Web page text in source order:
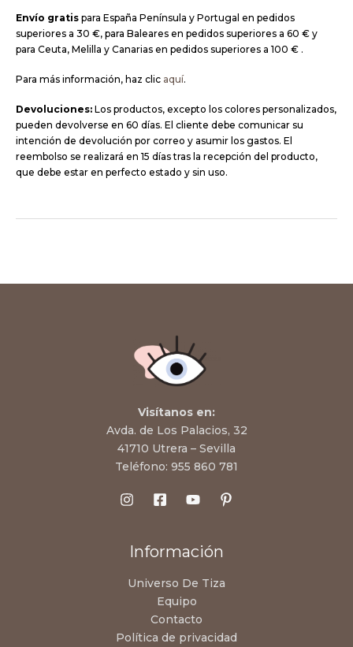
Envío gratis para España Península y Portugal en pedidos
superiores a 30 €, para Baleares en pedidos superiores a 60 € y
para Ceuta, Melilla y Canarias en pedidos superiores a 100 € .
Para más información, haz clic aquí.
Devoluciones: Los productos, excepto los colores personalizados,
pueden devolverse en 60 días. El cliente debe comunicar su
intención de devolución por correo y asumir los gastos. El
reembolso se realizará en 15 días tras la recepción del producto,
que debe estar en perfecto estado y sin uso.
Visítanos en:
Avda. de Los Palacios, 32
41710 Utrera – Sevilla
Teléfono: 955 860 781
Información
Universo De Tiza
Equipo
Contacto
Política de privacidad